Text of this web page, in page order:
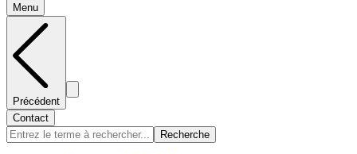
Menu
Précédent
Contact
Recherche